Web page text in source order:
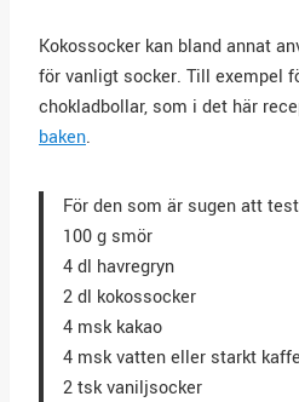
Kokossocker kan bland annat
för vanligt socker. Till exempel
chokladbollar, som i det här
baken.
För den som är sugen att
100 g smör
4 dl havregryn
2 dl kokossocker
4 msk kakao
4 msk vatten eller starkt kaffe
2 tsk vaniljsocker